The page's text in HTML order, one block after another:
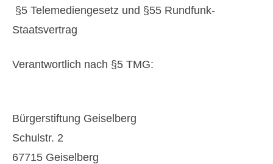
Partner
Dauerbrenner
§5 Telemediengesetz und §55 Rundfunk-
Staatsvertrag
Verantwortlich nach §5 TMG:
Bürgerstiftung Geiselberg
Schulstr. 2
67715 Geiselberg